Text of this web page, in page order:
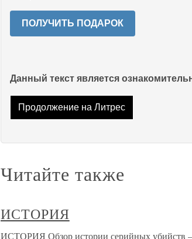
ПОЛУЧИТЬ ПОДАРОК
Данный текст является
Продолжение на Литрес
Читайте также
ИСТОРИЯ
ИСТОРИЯ Обзор истории серийных убийств —